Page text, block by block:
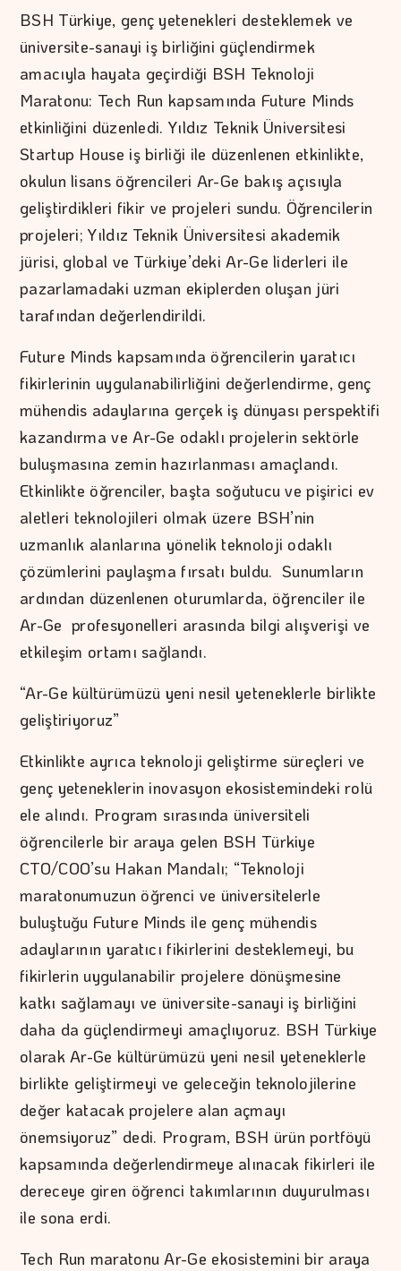
BSH Türkiye, genç yetenekleri desteklemek ve
üniversite-sanayi iş birliğini güçlendirmek
amacıyla hayata geçirdiği BSH Teknoloji
Maratonu: Tech Run kapsamında Future Minds
etkinliğini düzenledi. Yıldız Teknik Üniversitesi
Startup House iş birliği ile düzenlenen etkinlikte,
okulun lisans öğrencileri Ar-Ge bakış açısıyla
geliştirdikleri fikir ve projeleri sundu. Öğrencilerin
projeleri; Yıldız Teknik Üniversitesi akademik
jürisi, global ve Türkiye’deki Ar-Ge liderleri ile
pazarlamadaki uzman ekiplerden oluşan jüri
tarafından değerlendirildi.
Future Minds kapsamında öğrencilerin yaratıcı
fikirlerinin uygulanabilirliğini değerlendirme, genç
mühendis adaylarına gerçek iş dünyası perspektifi
kazandırma ve Ar-Ge odaklı projelerin sektörle
buluşmasına zemin hazırlanması amaçlandı.
Etkinlikte öğrenciler, başta soğutucu ve pişirici ev
aletleri teknolojileri olmak üzere BSH’nin
uzmanlık alanlarına yönelik teknoloji odaklı
çözümlerini paylaşma fırsatı buldu. Sunumların
ardından düzenlenen oturumlarda, öğrenciler ile
Ar-Ge profesyonelleri arasında bilgi alışverişi ve
etkileşim ortamı sağlandı.
“Ar-Ge kültürümüzü yeni nesil yeteneklerle birlikte
geliştiriyoruz”
Etkinlikte ayrıca teknoloji geliştirme süreçleri ve
genç yeteneklerin inovasyon ekosistemindeki rolü
ele alındı. Program sırasında üniversiteli
öğrencilerle bir araya gelen BSH Türkiye
CTO/COO’su Hakan Mandalı; “Teknoloji
maratonumuzun öğrenci ve üniversitelerle
buluştuğu Future Minds ile genç mühendis
adaylarının yaratıcı fikirlerini desteklemeyi, bu
fikirlerin uygulanabilir projelere dönüşmesine
katkı sağlamayı ve üniversite-sanayi iş birliğini
daha da güçlendirmeyi amaçlıyoruz. BSH Türkiye
olarak Ar-Ge kültürümüzü yeni nesil yeteneklerle
birlikte geliştirmeyi ve geleceğin teknolojilerine
değer katacak projelere alan açmayı
önemsiyoruz” dedi. Program, BSH ürün portföyü
kapsamında değerlendirmeye alınacak fikirleri ile
dereceye giren öğrenci takımlarının duyurulması
ile sona erdi.
Tech Run maratonu Ar-Ge ekosistemini bir araya